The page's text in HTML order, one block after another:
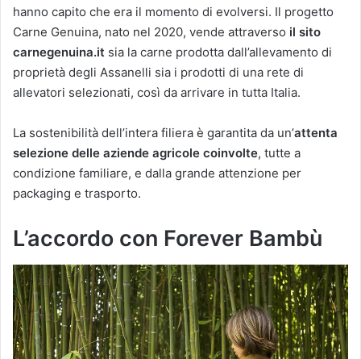
hanno capito che era il momento di evolversi. Il progetto
Carne Genuina, nato nel 2020, vende attraverso il sito
carnegenuina.it sia la carne prodotta dall’allevamento di
proprietà degli Assanelli sia i prodotti di una rete di
allevatori selezionati, così da arrivare in tutta Italia.
La sostenibilità dell’intera filiera è garantita da un’attenta
selezione delle aziende agricole coinvolte, tutte a
condizione familiare, e dalla grande attenzione per
packaging e trasporto.
L’accordo con Forever Bambù